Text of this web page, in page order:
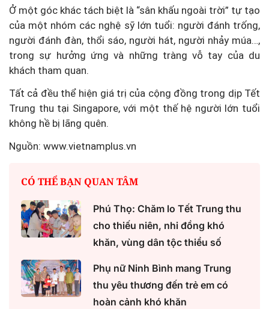
Ở một góc khác tách biệt là “sân khấu ngoài trời” tự tạo
của một nhóm các nghệ sỹ lớn tuổi: người đánh trống,
người đánh đàn, thổi sáo, người hát, người nhảy múa…,
trong sự hưởng ứng và những tràng vỗ tay của du
khách tham quan.
Tất cả đều thể hiện giá trị của cộng đồng trong dịp Tết
Trung thu tại Singapore, với một thế hệ người lớn tuổi
không hề bị lãng quên.
Nguồn: www.vietnamplus.vn
CÓ THỂ BẠN QUAN TÂM
Phú Thọ: Chăm lo Tết Trung thu
cho thiếu niên, nhi đồng khó
khăn, vùng dân tộc thiểu số
Phụ nữ Ninh Bình mang Trung
thu yêu thương đến trẻ em có
hoàn cảnh khó khăn